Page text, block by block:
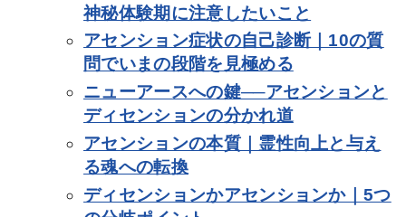
神秘体験期に注意したいこと
アセンション症状の自己診断｜10の質
問でいまの段階を見極める
ニューアースへの鍵──アセンションと
ディセンションの分かれ道
アセンションの本質｜霊性向上と与え
る魂への転換
ディセンションかアセンションか｜5つ